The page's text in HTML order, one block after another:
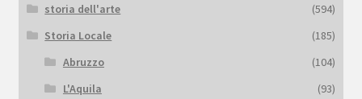
storia dell'arte
(594)
Storia Locale
(185)
Abruzzo
(104)
L'Aquila
(93)